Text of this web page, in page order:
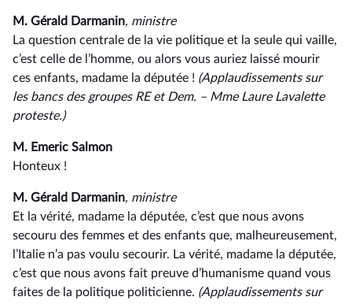
M. Gérald Darmanin, ministre
La question centrale de la vie politique et la seule qui vaille,
c’est celle de l’homme, ou alors vous auriez laissé mourir
ces enfants, madame la députée ! (Applaudissements sur
les bancs des groupes RE et Dem. –⁠ Mme Laure Lavalette
proteste.)
M. Emeric Salmon
Honteux !
M. Gérald Darmanin, ministre
Et la vérité, madame la députée, c’est que nous avons
secouru des femmes et des enfants que, malheureusement,
l’Italie n’a pas voulu secourir. La vérité, madame la députée,
c’est que nous avons fait preuve d’humanisme quand vous
faites de la politique politicienne. (Applaudissements sur